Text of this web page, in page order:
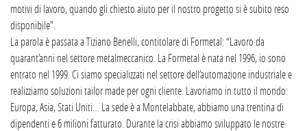
motivi di lavoro, quando gli chiesto aiuto per il nostro progetto si è subito reso
disponibile”.
La parola è passata a Tiziano Benelli, contitolare di Formetal: “Lavoro da
quarant’anni nel settore metalmeccanico. La Formetal è nata nel 1996, io sono
entrato nel 1999. Ci siamo specializzati nel settore dell’automazione industriale e
realizziamo soluzioni tailor made per ogni cliente. Lavoriamo in tutto il mondo:
Europa, Asia, Stati Uniti… La sede è a Montelabbate, abbiamo una trentina di
dipendenti e 6 milioni fatturato. Durante la crisi abbiamo sviluppato le nostre